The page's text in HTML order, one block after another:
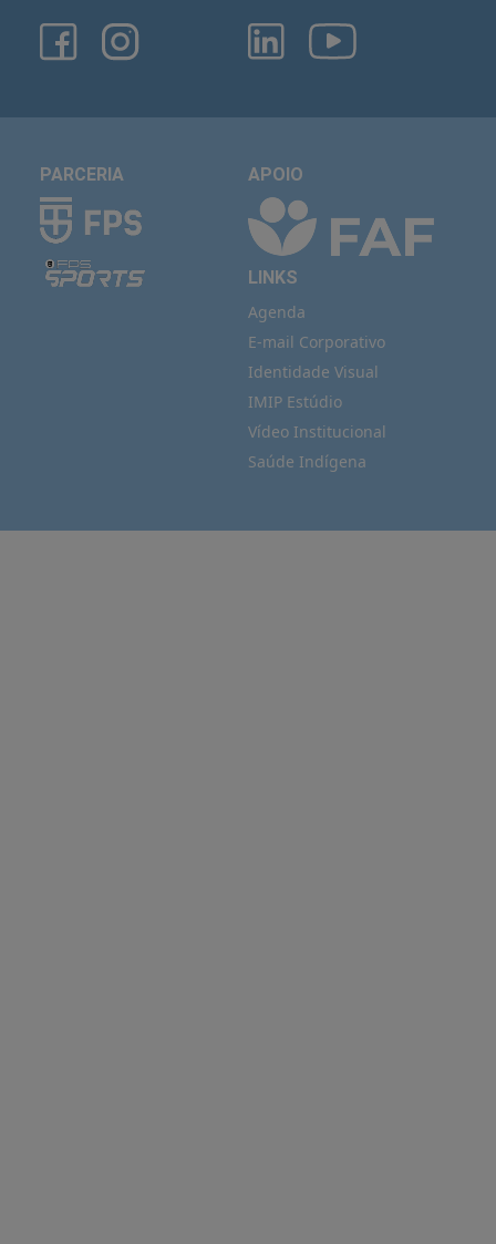
PARCERIA APOIO
LINKS
Agenda
E-mail Corporativo
Identidade Visual
IMIP Estúdio
Vídeo Institucional
Saúde Indígena